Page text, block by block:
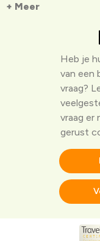
+ Meer
Heb je
van een
vraag?
vraag er
gerust